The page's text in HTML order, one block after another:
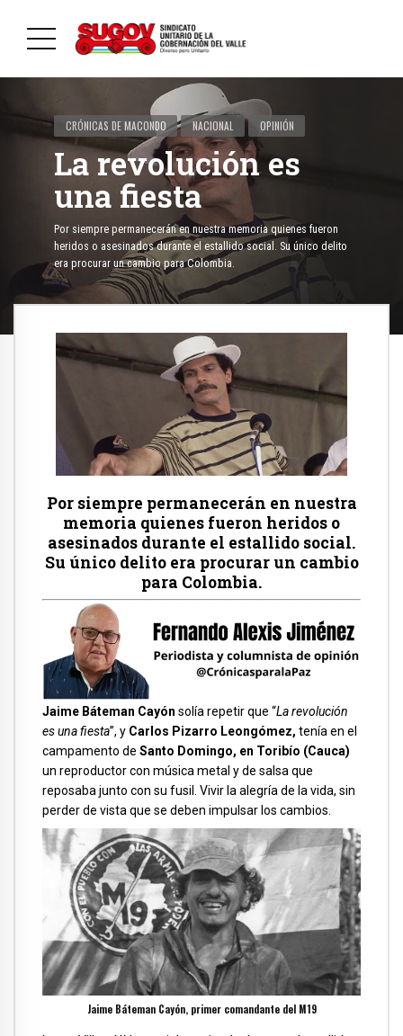
CRÓNICAS DE MACONDO NACIONAL OPINIÓN
La revolución es
una fiesta
Por siempre permanecerán en nuestra memoria quienes fueron
heridos o asesinados durante el estallido social. Su único delito
era procurar un cambio para Colombia.
Por siempre permanecerán en nuestra
memoria quienes fueron heridos o
asesinados durante el estallido social.
Su único delito era procurar un cambio
para Colombia.
Jaime Báteman Cayón solía repetir que “La revolución
es una fiesta”, y Carlos Pizarro Leongómez, tenía en el
campamento de Santo Domingo, en Toribío (Cauca)
un reproductor con música metal y de salsa que
reposaba junto con su fusil. Vivir la alegría de la vida, sin
perder de vista que se deben impulsar los cambios.
Jaime Báteman Cayón, primer comandante del M19